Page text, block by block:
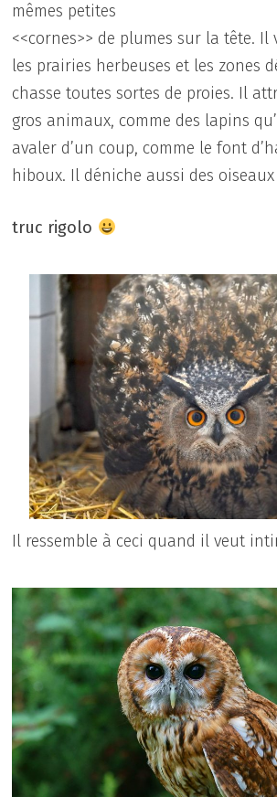
mêmes petites
<<cornes>> de plumes sur la tête.
les prairies herbeuses et les zones
chasse toutes sortes de proies. Il
gros animaux, comme des lapins
avaler d’un coup, comme le font
hiboux. Il déniche aussi des
truc rigolo
Il ressemble à ceci quand il veut